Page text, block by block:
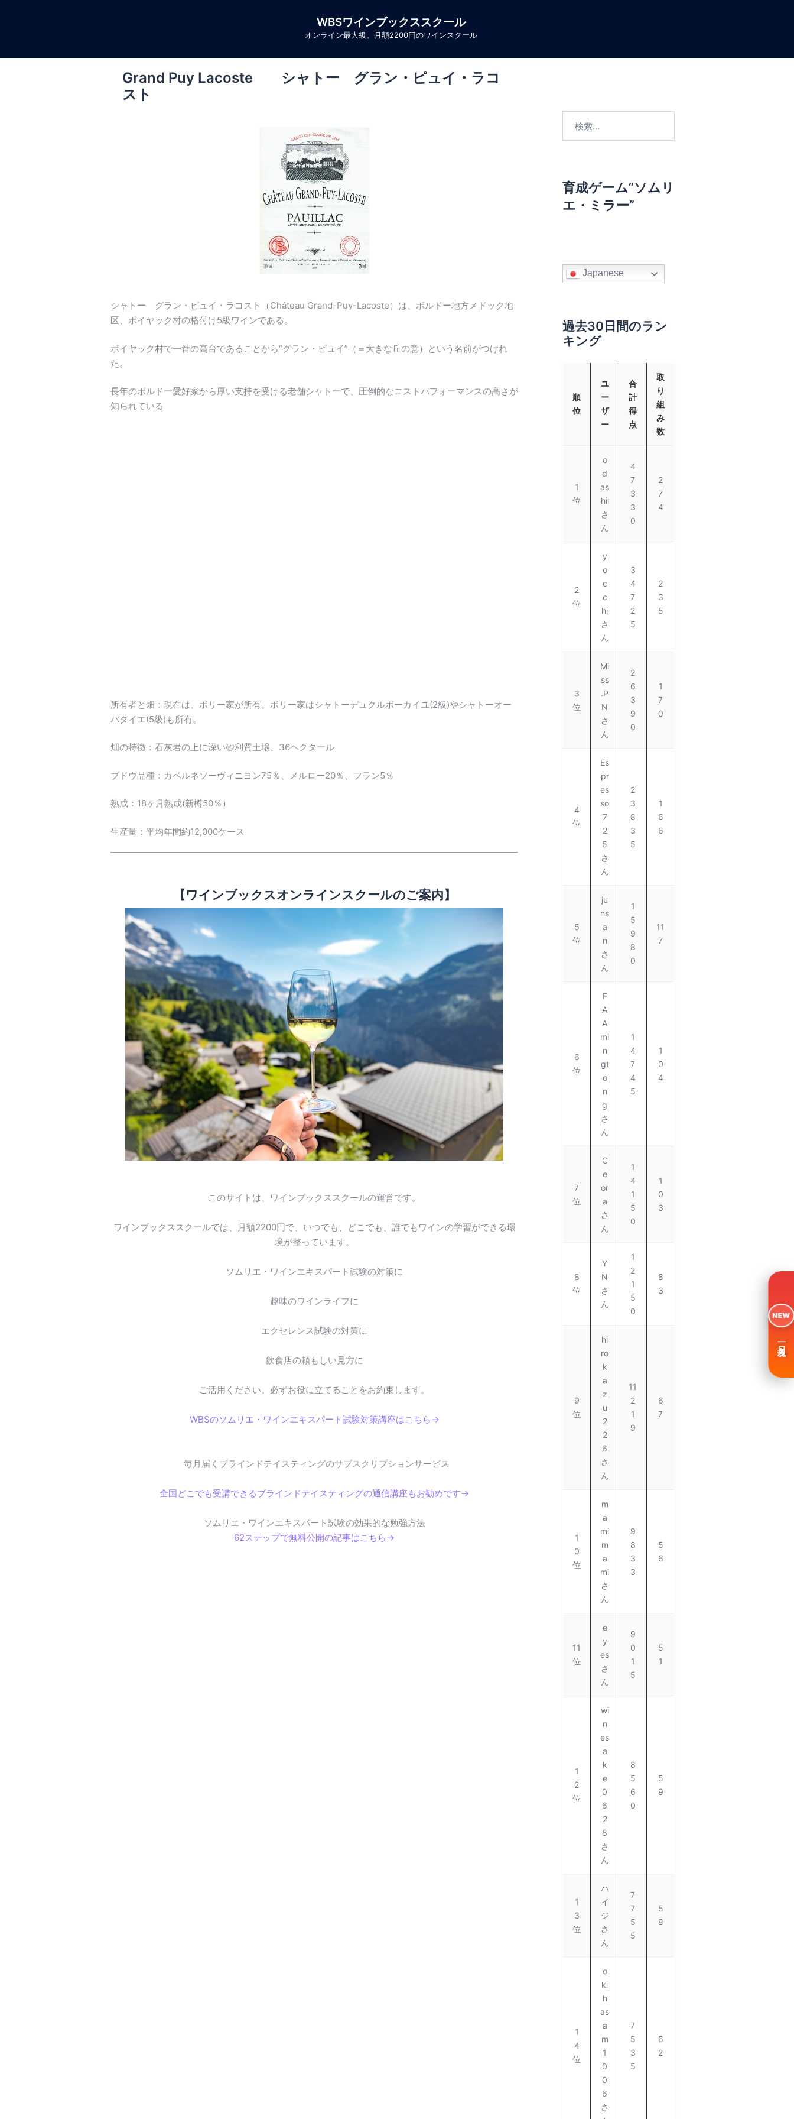
WBSワインブックススクール
オンライン最大級。月額2200円のワインスクール
Grand Puy Lacoste シャトー グラン・ピュイ・ラコ
スト
シャトー グラン・ピュイ・ラコスト（Château Grand-Puy-Lacoste）は、ボルドー地方メドック地
区、ポイヤック村の格付け5級ワインである。
ポイヤック村で一番の高台であることから“グラン・ピュイ”（＝大きな丘の意）という名前がつけれ
た。
長年のボルドー愛好家から厚い支持を受ける老舗シャトーで、圧倒的なコストパフォーマンスの高さが
知られている
所有者と畑：現在は、ボリー家が所有。ボリー家はシャトーデュクルボーカイユ(2級)やシャトーオー
バタイエ(5級)も所有。
畑の特徴：石灰岩の上に深い砂利質土壌、36ヘクタール
ブドウ品種：カベルネソーヴィニヨン75％、メルロー20％、フラン5％
熟成：18ヶ月熟成(新樽50％）
生産量：平均年間約12,000ケース
【ワインブックスオンラインスクールのご案内】
このサイトは、ワインブックススクールの運営です。
ワインブックススクールでは、月額2200円で、いつでも、どこでも、誰でもワインの学習ができる環
境が整っています。
ソムリエ・ワインエキスパート試験の対策に
趣味のワインライフに
エクセレンス試験の対策に
飲食店の頼もしい見方に
ご活用ください。必ずお役に立てることをお約束します。
WBSのソムリエ・ワインエキスパート試験対策講座はこちら→
毎月届くブラインドテイスティングのサブスクリプションサービス
全国どこでも受講できるブラインドテイスティングの通信講座もお勧めです→
ソムリエ・ワインエキスパート試験の効果的な勉強方法
62ステップで無料公開の記事はこちら→
育成ゲーム”ソムリ
エ・ミラー”
Japanese
過去30日間のラン
キング
順
位
ユ
ー
ザ
ー
合
計
得
点
取
り
組
み
数
1
位
o
d
as
hii
さ
ん
4
7
3
3
0
2
7
4
2
位
y
o
c
c
hi
さ
ん
3
4
7
2
5
2
3
5
3
位
Mi
ss
.P
N
さ
ん
2
6
3
9
0
1
7
0
4
位
Es
pr
es
so
7
2
5
さ
ん
2
3
8
3
5
1
6
6
5
位
ju
ns
a
n
さ
ん
1
5
9
8
0
11
7
6
位
F
A
A
mi
n
gt
o
n
g
さ
ん
1
4
7
4
5
1
0
4
7
位
C
e
or
a
さ
ん
1
4
1
5
0
1
0
3
8
位
Y
N
さ
ん
1
2
1
5
0
8
3
9
位
hi
ro
k
a
z
u
2
2
6
さ
ん
11
2
1
9
6
7
1
0
位
m
a
mi
m
a
mi
さ
ん
9
8
3
3
5
6
11
位
e
y
es
さ
ん
9
0
1
5
5
1
1
2
位
wi
n
es
a
k
e
0
6
2
8
さ
ん
8
5
6
0
5
9
1
3
位
ハ
イ
ジ
さ
ん
7
7
5
5
5
8
1
4
位
o
ki
h
as
a
m
1
0
0
6
さ
7
5
3
5
6
2
NEW
一日入魂